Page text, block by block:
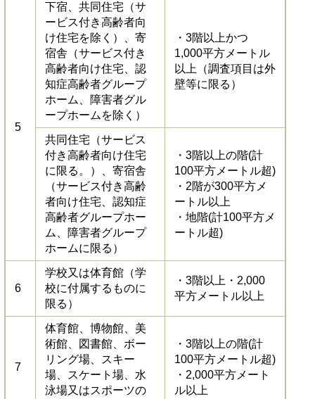
5
下宿、共同住宅（サ
ービス付き高齢者向
け住宅を除く）、寄
宿舎（サービス付き
高齢者向け住宅、認
知症高齢者グループ
ホーム、障害者グル
ープホームを除く）
・3階以上かつ
1,000平方メートル
以上（調査項目は外
壁等に限る）
共同住宅（サービス
付き高齢者向け住宅
に限る。）、寄宿舎
（サービス付き高齢
者向け住宅、認知症
高齢者グループホー
ム、障害者グループ
ホームに限る）
・3階以上の階(計
100平方メートル超)
・2階が300平方メ
ートル以上
・地階(計100平方メ
ートル超)
6
学校又は体育館（学
校に付属するものに
限る）
・3階以上・2,000
平方メートル以上
7
体育館、博物館、美
術館、図書館、ボー
リング場、スキー
場、スケート場、水
泳場又はスポーツの
・3階以上の階(計
100平方メートル超)
・2,000平方メート
ル以上